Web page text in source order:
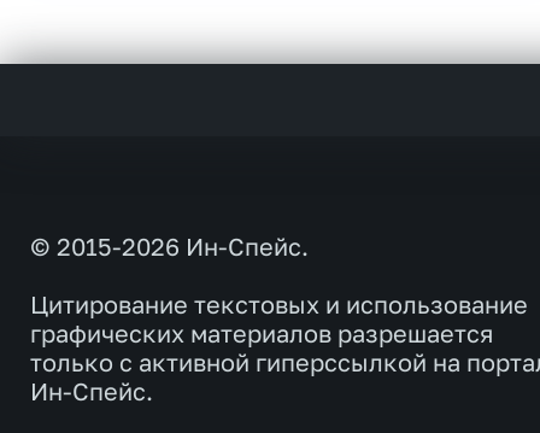
© 2015-2026 Ин-Спейс.
Цитирование текстовых и использование
графических материалов разрешается
только с активной гиперссылкой на
Ин-Спейс.